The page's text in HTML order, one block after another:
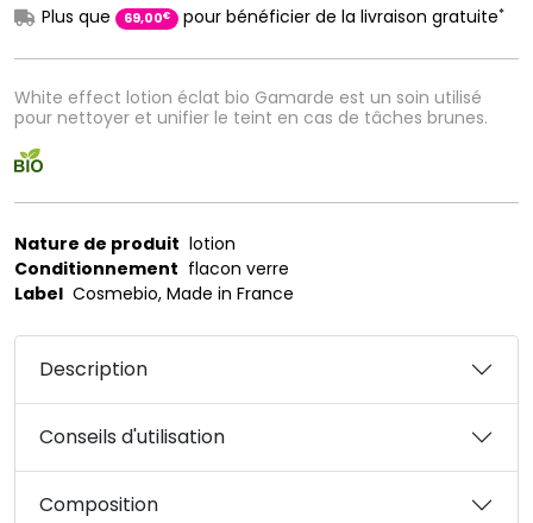
White effect lotion éclat bio Gamarde est un soin utilisé
pour nettoyer et unifier le teint en cas de tâches brunes.
Plus que
69,00€ pour bénéficier de la livraison gratuite*
Nature de produit lotion
Conditionnement flacon verre
Label Cosmebio, Made in France
Description
Conseils d'utilisation
Composition